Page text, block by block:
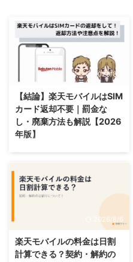
2026/8/4
【結論】楽天モバイルはSIM
カード返却不要｜罰金な
し・廃棄方法も解説【2026
年版】
注意点を詳しく説明します。
【2026年版】
2026/8/6
楽天モバイルの料金は日割
計算できる？契約・解約の